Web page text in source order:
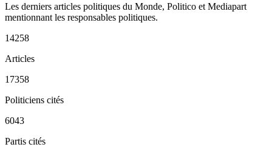
Les derniers articles politiques du Monde, Politico et Mediapart
mentionnant les responsables politiques.
14258
Articles
17358
Politiciens cités
6043
Partis cités